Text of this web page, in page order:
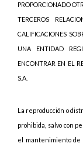
PROPORCIONADO
TERCEROS
CALIFICACIONES
UNA ENTIDAD
ENCONTRAR EN EL
S.A.
La reproducción o
prohibida, salvo con
el mantenimiento de